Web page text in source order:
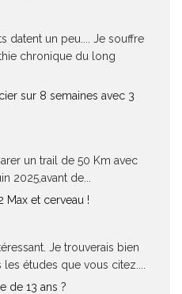
datent un peu.... Je souffre
chronique du long
sur 8 semaines avec 3
un trail de 50 Km avec
2025,avant de...
Max et cerveau !
Je trouverais bien
études que vous citez....
de 13 ans ?